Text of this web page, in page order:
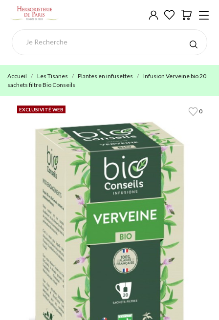
Accueil Les Tisanes Plantes en infusettes
Infusion Verveine bio 20
sachets filtre Bio Conseils
0
EXCLUSIVITÉ WEB